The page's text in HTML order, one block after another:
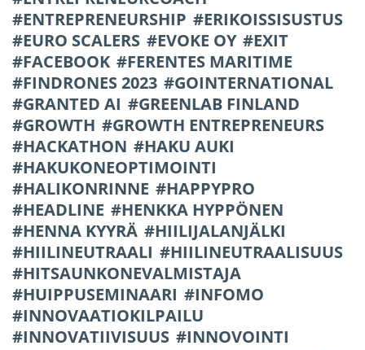
ENTREPRENEURSHIP
ERIKOISSISUSTUS
EURO SCALERS
EVOKE OY
EXIT
FACEBOOK
FERENTES MARITIME
FINDRONES 2023
GOINTERNATIONAL
GRANTED AI
GREENLAB FINLAND
GROWTH
GROWTH ENTREPRENEURS
HACKATHON
HAKU AUKI
HAKUKONEOPTIMOINTI
HALIKONRINNE
HAPPYPRO
HEADLINE
HENKKA HYPPÖNEN
HENNA KYYRÄ
HIILIJALANJÄLKI
HIILINEUTRAALI
HIILINEUTRAALISUUS
HITSAUNKONEVALMISTAJA
HUIPPUSEMINAARI
INFOMO
INNOVAATIOKILPAILU
INNOVATIIVISUUS
INNOVOINTI